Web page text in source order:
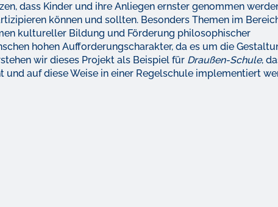
dass Kinder und ihre Anliegen ernster genommen
können und sollten. Besonders Themen im
kultureller Bildung und Förderung philosophischer
hohen Aufforderungscharakter, da es um die
wir dieses Projekt als Beispiel für Draußen-Schule,
auf diese Weise in einer Regelschule implementiert